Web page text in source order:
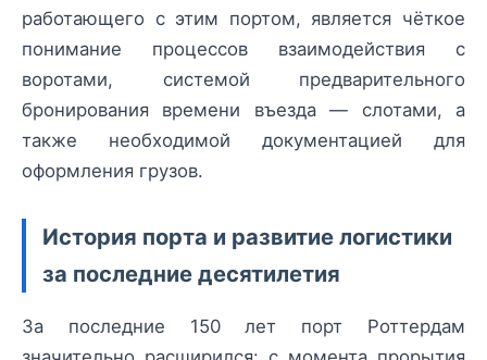
работающего с этим портом, является чёткое
понимание процессов взаимодействия с
воротами, системой предварительного
бронирования времени въезда — слотами, а
также необходимой документацией для
оформления грузов.
История порта и развитие логистики
за последние десятилетия
За последние 150 лет порт Роттердам